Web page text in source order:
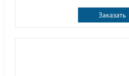
Заказать